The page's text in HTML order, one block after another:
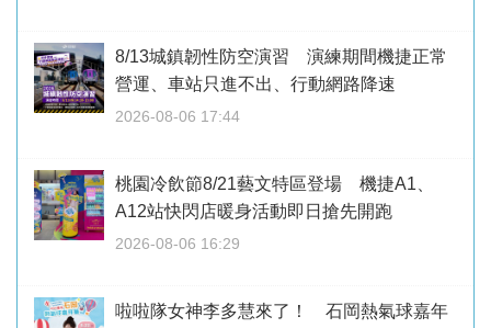
8/13城鎮韌性防空演習 演練期間機捷正常
營運、車站只進不出、行動網路降速
2026-08-06 17:44
桃園冷飲節8/21藝文特區登場 機捷A1、
A12站快閃店暖身活動即日搶先開跑
2026-08-06 16:29
啦啦隊女神李多慧來了！ 石岡熱氣球嘉年